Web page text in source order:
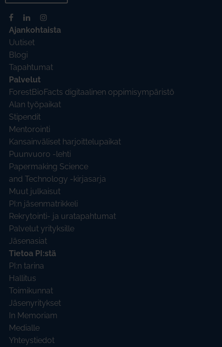
Ajankohtaista
Uutiset
Blogi
Tapahtumat
Palvelut
ForestBioFacts digitaalinen oppimisympäristö
Alan työpaikat
Stipendit
Mentorointi
Kansainväliset harjoittelupaikat
Puunvuoro -lehti
Papermaking Science
and Technology -kirjasarja
Muut julkaisut
PI:n jäsenmatrikkeli
Rekrytointi- ja uratapahtumat
Palvelut yrityksille
Jäsenasiat
Tietoa PI:stä
PI:n tarina
Hallitus
Toimikunnat
Jäsenyritykset
In Memoriam
Medialle
Yhteystiedot